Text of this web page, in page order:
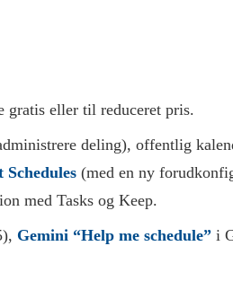
gratis eller til reduceret pris.
deling), offentlig
(med en ny
med Tasks og Keep.
Gemini “Help me schedule” i